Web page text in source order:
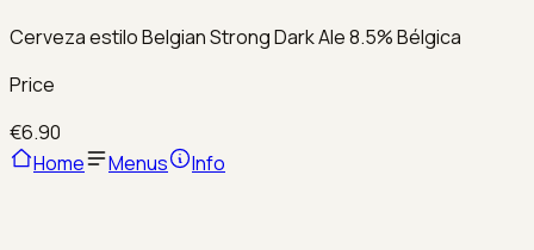
Cerveza estilo Belgian Strong Dark Ale 8.5% Bélgica
Price
€6.90
Home
Menus Info